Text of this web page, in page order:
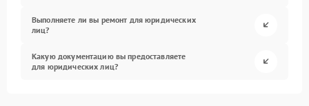
Выполняете ли вы ремонт для юридических
лиц?
Какую документацию вы предоставляете
для юридических лиц?